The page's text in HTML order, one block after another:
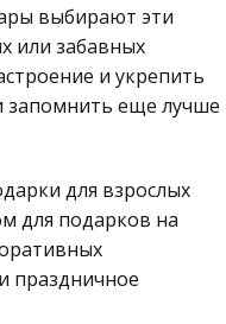
выбирают эти
или забавных
и укрепить
запомнить еще лучше
для взрослых
для подарков на
праздничное